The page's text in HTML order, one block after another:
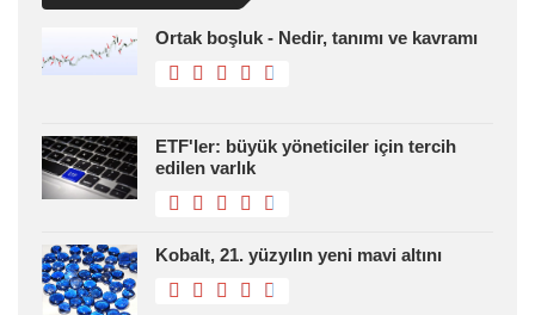
Ortak boşluk - Nedir, tanımı ve kavramı
ETF'ler: büyük yöneticiler için tercih
edilen varlık
Kobalt, 21. yüzyılın yeni mavi altını